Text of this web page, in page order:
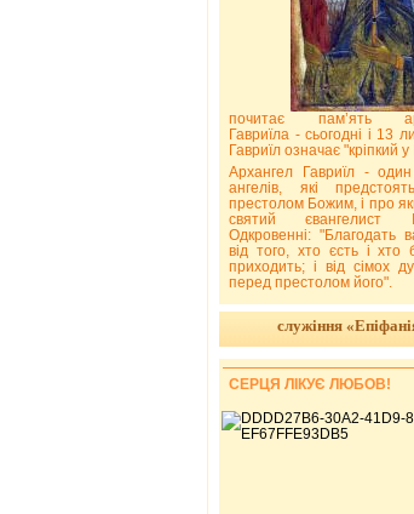
почитає пам’ять
Гавриїла - сьогодні і 13
Гавриїл означає "кріпкий у
Архангел Гавриїл -
ангелів, які
престолом Божим, і про
святий євангелист
Одкровенні: "Благодать
від того, хто єсть і хто
приходить; і від сімох
перед престолом його".
служіння
СЕРЦЯ ЛІКУЄ ЛЮБОВ!